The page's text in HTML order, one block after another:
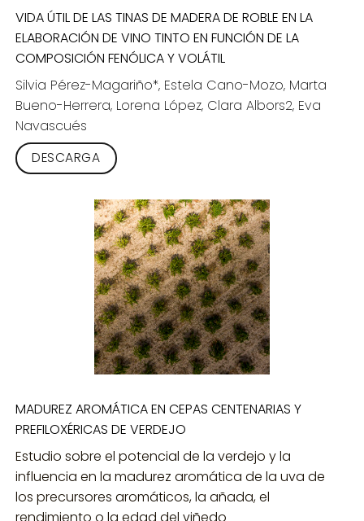
VIDA ÚTIL DE LAS TINAS DE MADERA DE ROBLE EN LA
ELABORACIÓN DE VINO TINTO EN FUNCIÓN DE LA
COMPOSICIÓN FENÓLICA Y VOLÁTIL
Silvia Pérez-Magariño*, Estela Cano-Mozo, Marta
Bueno-Herrera, Lorena López, Clara Albors2, Eva
Navascués
DESCARGA
MADUREZ AROMÁTICA EN CEPAS CENTENARIAS Y
PREFILOXÉRICAS DE VERDEJO
Estudio sobre el potencial de la verdejo y la
influencia en la madurez aromática de la uva de
los precursores aromáticos, la añada, el